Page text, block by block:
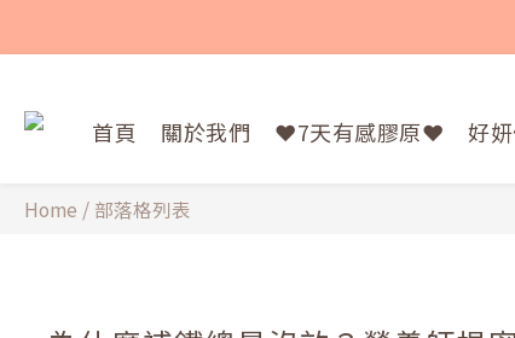
首頁 關於我們 ❤️7天有感膠原❤️ 好
Home / 部落格列表